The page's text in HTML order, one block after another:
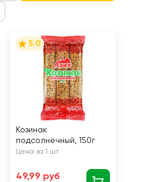
5.0
Козинак
подсолнечный, 150г
Цена за 1 шт
49,99 руб